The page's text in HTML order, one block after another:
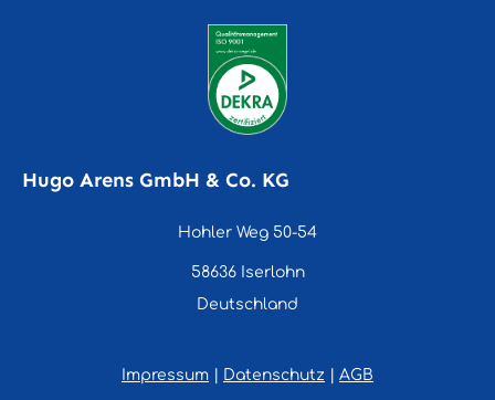
Hugo Arens GmbH & Co. KG
Hohler Weg 50-54
58636 Iserlohn
Deutschland
Impressum Datenschutz AGB